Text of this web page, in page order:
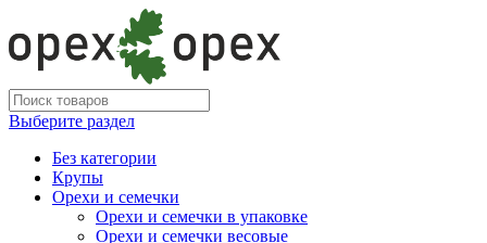
Выберите раздел
Без категории
Крупы
Орехи и семечки
Орехи и семечки в упаковке
Орехи и семечки весовые